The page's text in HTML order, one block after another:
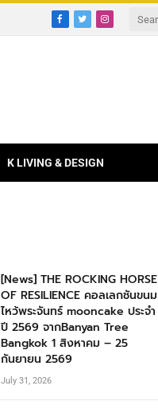
Facebook
TwitterInstagram
K LIVING & DESIGN
[News] THE ROCKING HORSE
OF RESILIENCE คอลเลกชันขนม
ไหว้พระจันทร์ mooncake ประจำ
ปี 2569 จากBanyan Tree
Bangkok 1 สิงหาคม – 25
กันยายน 2569
July 31, 2026